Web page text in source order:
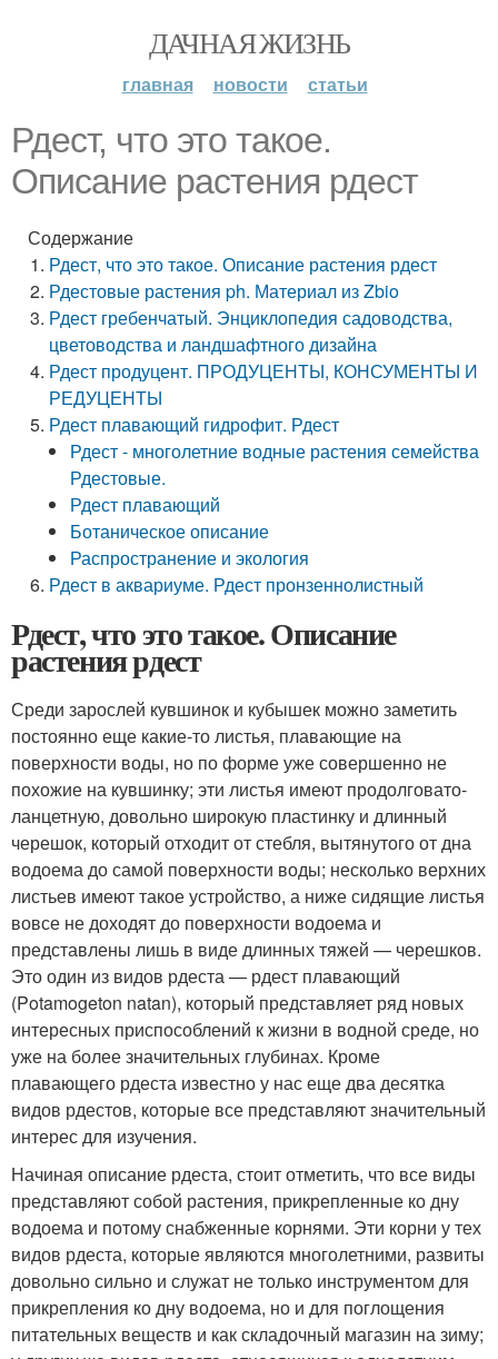
ДАЧНАЯ ЖИЗНЬ
главная новости статьи
Рдест, что это такое.
Описание растения рдест
Содержание
Рдест, что это такое. Описание растения рдест
Рдестовые растения ph. Материал из Zbio
Рдест гребенчатый. Энциклопедия садоводства,
цветоводства и ландшафтного дизайна
Рдест продуцент. ПРОДУЦЕНТЫ, КОНСУМЕНТЫ И
РЕДУЦЕНТЫ
Рдест плавающий гидрофит. Рдест
Рдест - многолетние водные растения семейства
Рдестовые.
Рдест плавающий
Ботаническое описание
Распространение и экология
Рдест в аквариуме. Рдест пронзеннолистный
Рдест, что это такое. Описание
растения рдест
Среди зарослей кувшинок и кубышек можно заметить
постоянно еще какие-то листья, плавающие на
поверхности воды, но по форме уже совершенно не
похожие на кувшинку; эти листья имеют продолговато-
ланцетную, довольно широкую пластинку и длинный
черешок, который отходит от стебля, вытянутого от дна
водоема до самой поверхности воды; несколько верхних
листьев имеют такое устройство, а ниже сидящие листья
вовсе не доходят до поверхности водоема и
представлены лишь в виде длинных тяжей — черешков.
Это один из видов рдеста — рдест плавающий
(Potamogeton natan), который представляет ряд новых
интересных приспособлений к жизни в водной среде, но
уже на более значительных глубинах. Кроме
плавающего рдеста известно у нас еще два десятка
видов рдестов, которые все представляют значительный
интерес для изучения.
Начиная описание рдеста, стоит отметить, что все виды
представляют собой растения, прикрепленные ко дну
водоема и потому снабженные корнями. Эти корни у тех
видов рдеста, которые являются многолетними, развиты
довольно сильно и служат не только инструментом для
прикрепления ко дну водоема, но и для поглощения
питательных веществ и как складочный магазин на зиму;